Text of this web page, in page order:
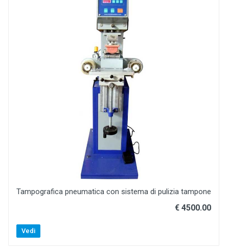
Tampografica pneumatica con sistema di pulizia tampone
€ 4500.00
Vedi